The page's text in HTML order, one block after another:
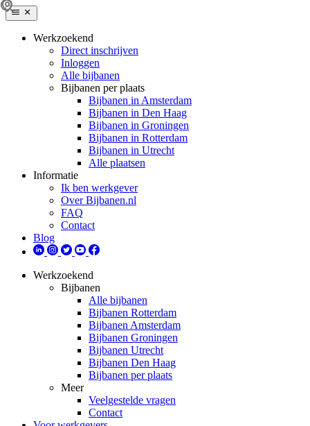
Werkzoekend
Direct inschrijven
Inloggen
Alle bijbanen
Bijbanen per plaats
Bijbanen in Amsterdam
Bijbanen in Den Haag
Bijbanen in Groningen
Bijbanen in Rotterdam
Bijbanen in Utrecht
Alle plaatsen
Informatie
Ik ben werkgever
Over Bijbanen.nl
FAQ
Contact
Blog
Werkzoekend
Bijbanen
Alle bijbanen
Bijbanen Rotterdam
Bijbanen Amsterdam
Bijbanen Groningen
Bijbanen Utrecht
Bijbanen Den Haag
Bijbanen per plaats
Meer
Veelgestelde vragen
Contact